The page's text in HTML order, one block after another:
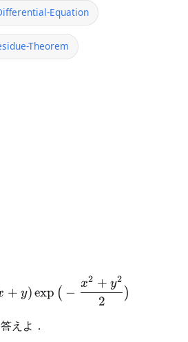
Equation
Theorem
f(x,y) = (x + y)\exp
+ y)exp ( −
2
x2 + y2
)
えよ．